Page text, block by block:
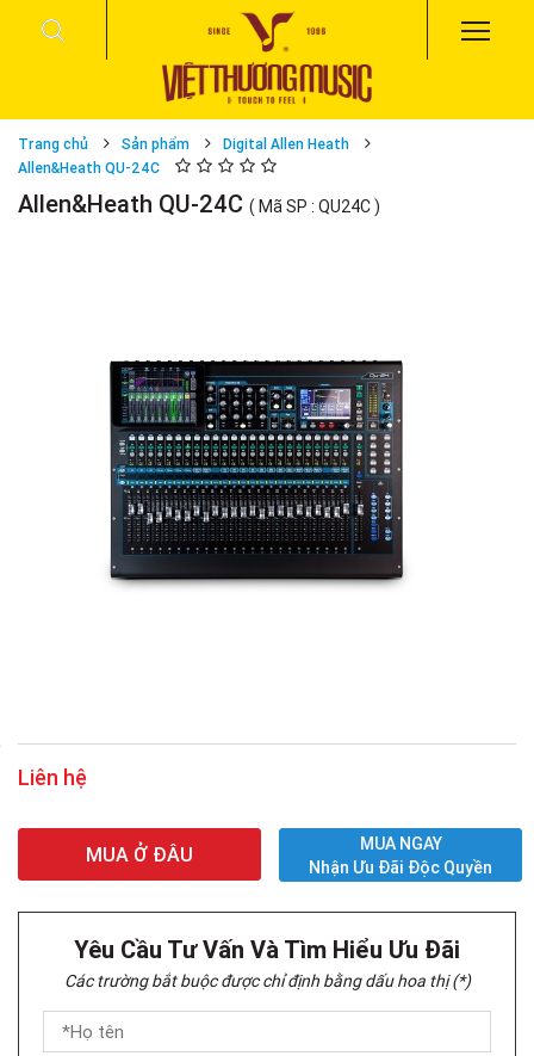
Trang chủ Sản phẩm
Digital Allen Heath
Allen&Heath QU-24C
Allen&Heath QU-24C ( Mã SP : QU24C )
Liên hệ
MUA Ở ĐÂU
MUA NGAY
Nhận Ưu Đãi Độc Quyền
Yêu Cầu Tư Vấn Và Tìm Hiểu Ưu Đãi
Các trường bắt buộc được chỉ định bằng dấu hoa thị (*)